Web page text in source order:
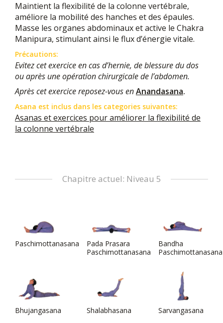
Maintient la flexibilité de la colonne vertébrale,
améliore la mobilité des hanches et des épaules.
Masse les organes abdominaux et active le Chakra
Manipura, stimulant ainsi le flux d’énergie vitale.
Précautions:
Evitez cet exercice en cas d’hernie, de blessure du dos
ou après une opération chirurgicale de l’abdomen.
Après cet exercice reposez-vous enAnandasana.
Asana est inclus dans les categories suivantes:
Asanas et exercices pour améliorer la flexibilité de
la colonne vertébrale
Chapitre actuel: Niveau 5
Paschimottanasana
Pada Prasara
Paschimottanasana
Bandha
Paschimottanasana
Bhujangasana Shalabhasana Sarvangasana